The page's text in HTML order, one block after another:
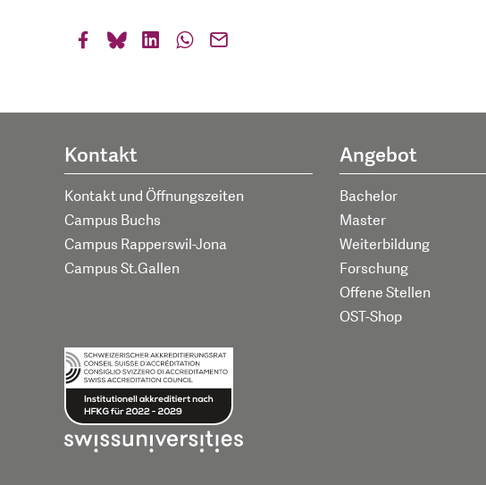
Kontakt
Kontakt und Öffnungszeiten
Campus Buchs
Campus Rapperswil-Jona
Campus St.Gallen
Angebot
Bachelor
Master
Weiterbildung
Forschung
Offene Stellen
OST-Shop